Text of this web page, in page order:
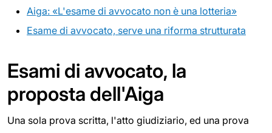
Aiga: «L'esame di avvocato non è una lotteria»
Esame di avvocato, serve una riforma strutturata
Esami di avvocato, la
proposta dell'Aiga
Una sola prova scritta, l'atto giudiziario, ed una prova